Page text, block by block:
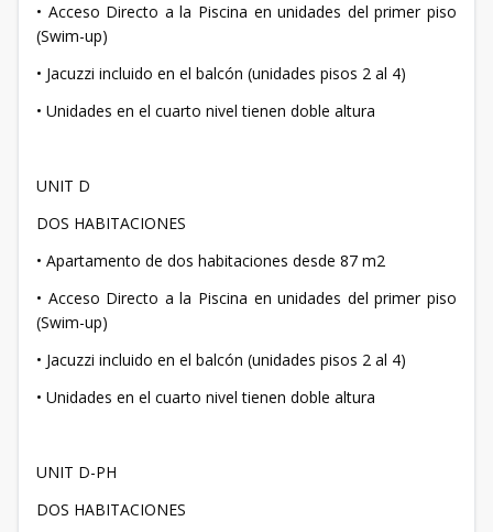
• Acceso Directo a la Piscina en unidades del primer piso
(Swim-up)
• Jacuzzi incluido en el balcón (unidades pisos 2 al 4)
• Unidades en el cuarto nivel tienen doble altura
UNIT D
DOS HABITACIONES
• Apartamento de dos habitaciones desde 87 m2
• Acceso Directo a la Piscina en unidades del primer piso
(Swim-up)
• Jacuzzi incluido en el balcón (unidades pisos 2 al 4)
• Unidades en el cuarto nivel tienen doble altura
UNIT D-PH
DOS HABITACIONES